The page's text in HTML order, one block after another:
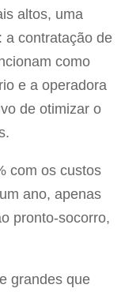
altos, uma
a contratação de
como
e a operadora
de otimizar o
com os custos
ano, apenas
pronto-socorro,
grandes que